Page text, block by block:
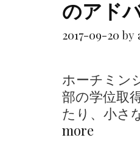
う
や
タ
ラ
ン
r
i
e
のアド
2017-09-20 by
ホーチミン
部の学位取
たり、小さ
more